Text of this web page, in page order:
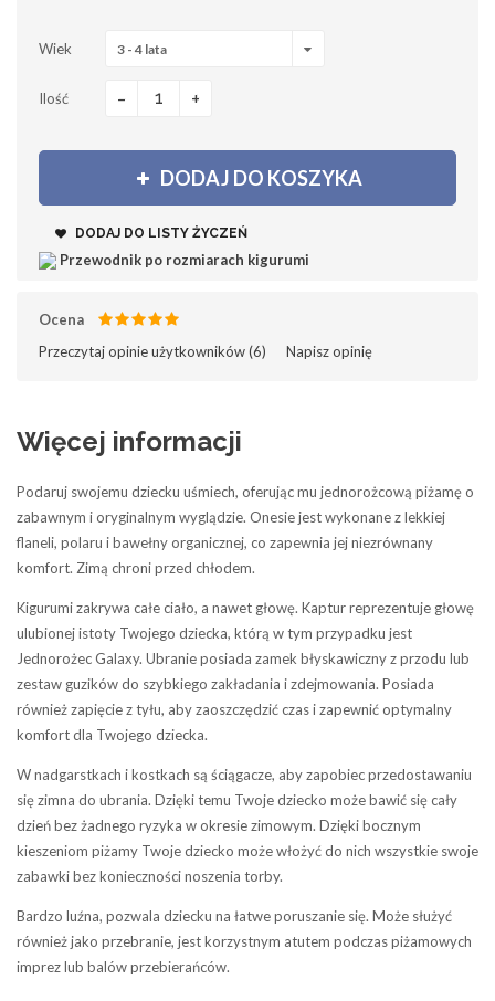
Wiek 3 - 4 lata
Ilość - +
DODAJ DO KOSZYKA
DODAJ DO LISTY ŻYCZEŃ
Przewodnik po rozmiarach kigurumi
Ocena
Przeczytaj opinie użytkowników (6)‎ Napisz opinię
Więcej informacji
Podaruj swojemu dziecku uśmiech, oferując mu jednorożcową piżamę o
zabawnym i oryginalnym wyglądzie. Onesie jest wykonane z lekkiej
flaneli, polaru i bawełny organicznej, co zapewnia jej niezrównany
komfort. Zimą chroni przed chłodem.
Kigurumi zakrywa całe ciało, a nawet głowę. Kaptur reprezentuje głowę
ulubionej istoty Twojego dziecka, którą w tym przypadku jest
Jednorożec Galaxy. Ubranie posiada zamek błyskawiczny z przodu lub
zestaw guzików do szybkiego zakładania i zdejmowania. Posiada
również zapięcie z tyłu, aby zaoszczędzić czas i zapewnić optymalny
komfort dla Twojego dziecka.
W nadgarstkach i kostkach są ściągacze, aby zapobiec przedostawaniu
się zimna do ubrania. Dzięki temu Twoje dziecko może bawić się cały
dzień bez żadnego ryzyka w okresie zimowym. Dzięki bocznym
kieszeniom piżamy Twoje dziecko może włożyć do nich wszystkie swoje
zabawki bez konieczności noszenia torby.
Bardzo luźna, pozwala dziecku na łatwe poruszanie się. Może służyć
również jako przebranie, jest korzystnym atutem podczas piżamowych
imprez lub balów przebierańców.